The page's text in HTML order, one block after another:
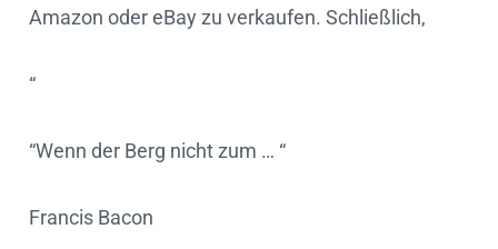
Amazon oder eBay zu verkaufen. Schließlich,
“
“Wenn der Berg nicht zum … “
Francis Bacon